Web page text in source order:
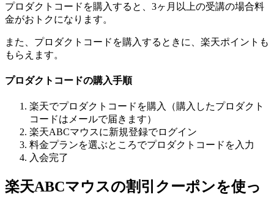
プロダクトコードを購入すると、3ヶ月以上の受講の場合料
金がおトクになります。
また、プロダクトコードを購入するときに、楽天ポイントも
もらえます。
プロダクトコードの購入手順
楽天でプロダクトコードを購入（購入したプロダクト
コードはメールで届きます）
楽天ABCマウスに新規登録でログイン
料金プランを選ぶところでプロダクトコードを入力
入会完了
楽天ABCマウスの割引クーポンを使っ